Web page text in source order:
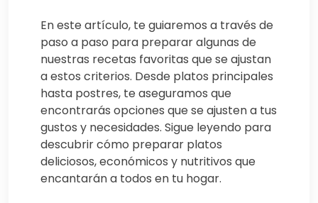
En este artículo, te guiaremos a través de
paso a paso para preparar algunas de
nuestras recetas favoritas que se ajustan
a estos criterios. Desde platos principales
hasta postres, te aseguramos que
encontrarás opciones que se ajusten a tus
gustos y necesidades. Sigue leyendo para
descubrir cómo preparar platos
deliciosos, económicos y nutritivos que
encantarán a todos en tu hogar.